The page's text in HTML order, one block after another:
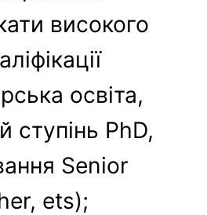
високого
освіта,
ступінь PhD,
Senior
ets);